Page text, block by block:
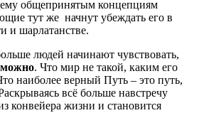
общепринятым концепциям
тут же начнут убеждать его в
и шарлатанстве.
людей начинают чувствовать,
. Что мир не такой, каким его
наиболее верный Путь – это путь,
всё больше навстречу
конвейера жизни и становится